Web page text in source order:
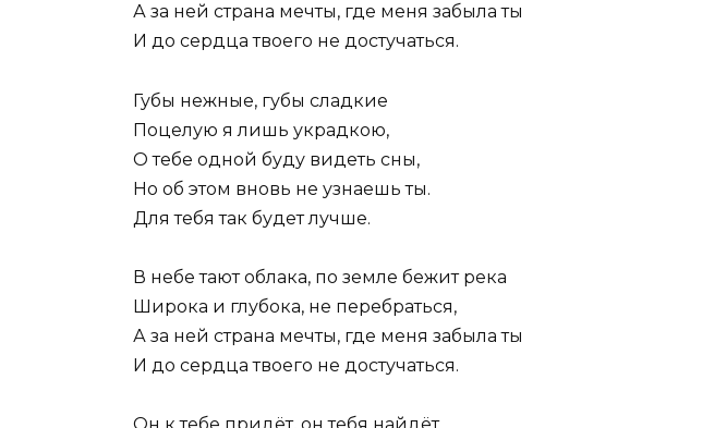
А за ней страна мечты, где меня забыла ты
И до сердца твоего не достучаться.
Губы нежные, губы сладкие
Поцелую я лишь украдкою,
О тебе одной буду видеть сны,
Но об этом вновь не узнаешь ты.
Для тебя так будет лучше.
В небе тают облака, по земле бежит река
Широка и глубока, не перебраться,
А за ней страна мечты, где меня забыла ты
И до сердца твоего не достучаться.